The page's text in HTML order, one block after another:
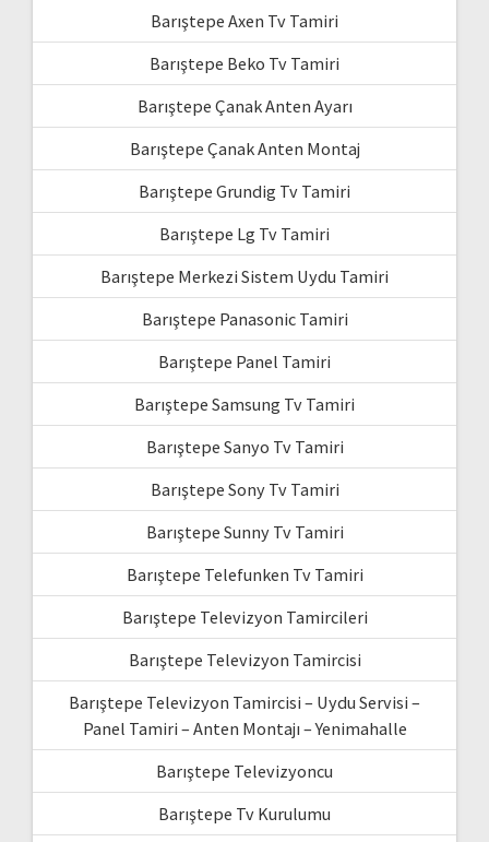
Barıştepe Axen Tv Tamiri
Barıştepe Beko Tv Tamiri
Barıştepe Çanak Anten Ayarı
Barıştepe Çanak Anten Montaj
Barıştepe Grundig Tv Tamiri
Barıştepe Lg Tv Tamiri
Barıştepe Merkezi Sistem Uydu Tamiri
Barıştepe Panasonic Tamiri
Barıştepe Panel Tamiri
Barıştepe Samsung Tv Tamiri
Barıştepe Sanyo Tv Tamiri
Barıştepe Sony Tv Tamiri
Barıştepe Sunny Tv Tamiri
Barıştepe Telefunken Tv Tamiri
Barıştepe Televizyon Tamircileri
Barıştepe Televizyon Tamircisi
Barıştepe Televizyon Tamircisi – Uydu Servisi –
Panel Tamiri – Anten Montajı – Yenimahalle
Barıştepe Televizyoncu
Barıştepe Tv Kurulumu